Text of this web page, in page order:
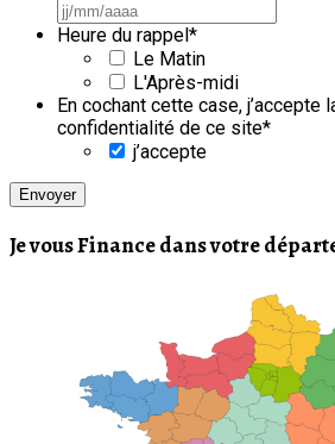
AAAA
Heure du rappel*
Le Matin
L'Après-midi
En cochant cette case, j’accepte
confidentialité de ce site*
j’accepte
Je vous Finance dans votre